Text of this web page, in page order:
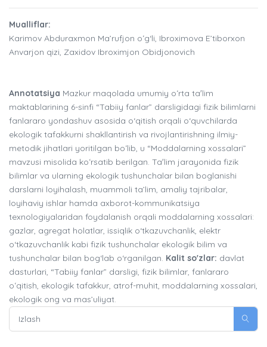
Mualliflar:
Karimov Abduraxmon Ma’rufjon oʻg‘li, Ibroximova E’tiborxon
Anvarjon qizi, Zaxidov Ibroximjon Obidjonovich
Annotatsiya Mazkur maqolada umumiy oʻrta taʼlim
maktablarining 6-sinfi “Tabiiy fanlar” darsligidagi fizik bilimlarni
fanlararo yondashuv asosida o‘qitish orqali o‘quvchilarda
ekologik tafakkurni shakllantirish va rivojlantirishning ilmiy-
metodik jihatlari yoritilgan boʻlib, u “Moddalarning xossalari”
mavzusi misolida koʻrsatib berilgan. Taʼlim jarayonida fizik
bilimlar va ularning ekologik tushunchalar bilan boglanishi
darslarni loyihalash, muammoli ta’lim, amaliy tajribalar,
loyihaviy ishlar hamda axborot-kommunikatsiya
texnologiyalaridan foydalanish orqali moddalarning xossalari:
gazlar, agregat holatlar, issiqlik o‘tkazuvchanlik, elektr
o‘tkazuvchanlik kabi fizik tushunchalar ekologik bilim va
tushunchalar bilan bog‘lab o‘rganilgan. Kalit so'zlar: davlat
dasturlari, “Tabiiy fanlar” darsligi, fizik bilimlar, fanlararo
oʻqitish, ekologik tafakkur, atrof-muhit, moddalarning xossalari,
ekologik ong va mas’uliyat.